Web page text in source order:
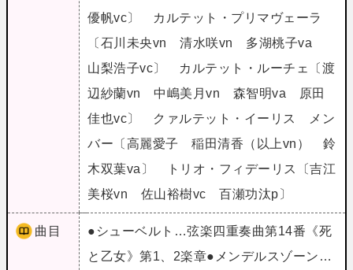
優帆vc〕 カルテット・プリマヴェーラ
〔石川未央vn 清水咲vn 多湖桃子va
山梨浩子vc〕 カルテット・ルーチェ〔渡
辺紗蘭vn 中嶋美月vn 森智明va 原田
佳也vc〕 クァルテット・イーリス メン
バー〔高麗愛子 稲田清香（以上vn） 鈴
木双葉va〕 トリオ・フィデーリス〔吉江
美桜vn 佐山裕樹vc 百瀬功汰p〕
曲目
●シューベルト…弦楽四重奏曲第14番《死
と乙女》第1、2楽章●メンデルスゾーン…